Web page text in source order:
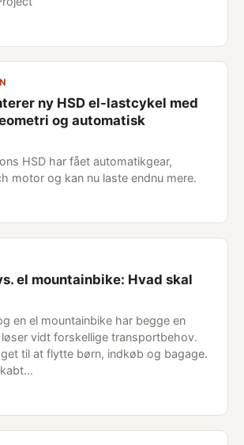
ny HSD el-lastcykel med
og automatisk
HSD har fået automatikgear,
motor og kan nu laste endnu mere.
el mountainbike: Hvad skal
en el mountainbike har begge en
vidt forskellige transportbehov.
til at flytte børn, indkøb og bagage.